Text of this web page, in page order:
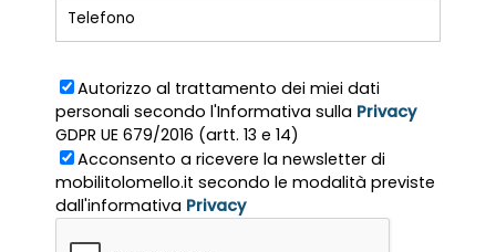
Autorizzo al trattamento dei miei dati
personali secondo l'Informativa sulla Privacy
GDPR UE 679/2016 (artt. 13 e 14)
Acconsento a ricevere la newsletter di
mobilitolomello.it secondo le modalità previste
dall'informativa Privacy